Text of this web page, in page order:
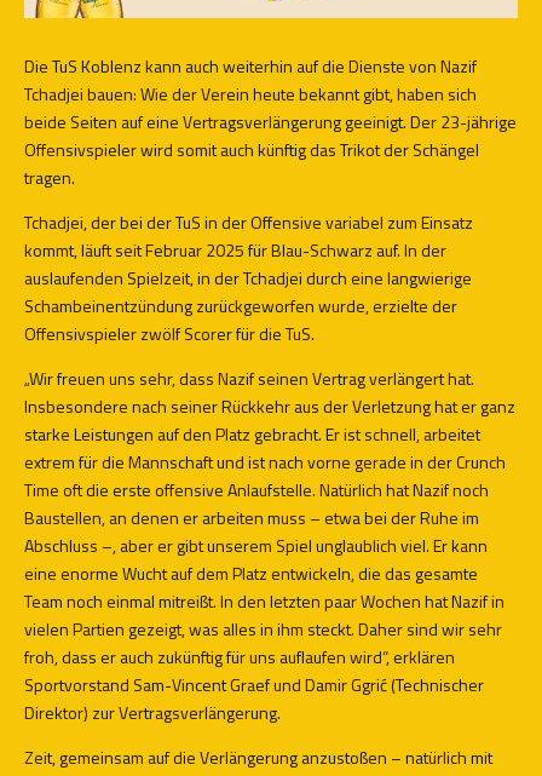
Die TuS Koblenz kann auch weiterhin auf die Dienste von Nazif
Tchadjei bauen: Wie der Verein heute bekannt gibt, haben sich
beide Seiten auf eine Vertragsverlängerung geeinigt. Der 23-jährige
Offensivspieler wird somit auch künftig das Trikot der Schängel
tragen.
Tchadjei, der bei der TuS in der Offensive variabel zum Einsatz
kommt, läuft seit Februar 2025 für Blau-Schwarz auf. In der
auslaufenden Spielzeit, in der Tchadjei durch eine langwierige
Schambeinentzündung zurückgeworfen wurde, erzielte der
Offensivspieler zwölf Scorer für die TuS.
„Wir freuen uns sehr, dass Nazif seinen Vertrag verlängert hat.
Insbesondere nach seiner Rückkehr aus der Verletzung hat er ganz
starke Leistungen auf den Platz gebracht. Er ist schnell, arbeitet
extrem für die Mannschaft und ist nach vorne gerade in der Crunch
Time oft die erste offensive Anlaufstelle. Natürlich hat Nazif noch
Baustellen, an denen er arbeiten muss – etwa bei der Ruhe im
Abschluss –, aber er gibt unserem Spiel unglaublich viel. Er kann
eine enorme Wucht auf dem Platz entwickeln, die das gesamte
Team noch einmal mitreißt. In den letzten paar Wochen hat Nazif in
vielen Partien gezeigt, was alles in ihm steckt. Daher sind wir sehr
froh, dass er auch zukünftig für uns auflaufen wird“, erklären
Sportvorstand Sam-Vincent Graef und Damir Ggrić (Technischer
Direktor) zur Vertragsverlängerung.
Zeit, gemeinsam auf die Verlängerung anzustoßen – natürlich mit